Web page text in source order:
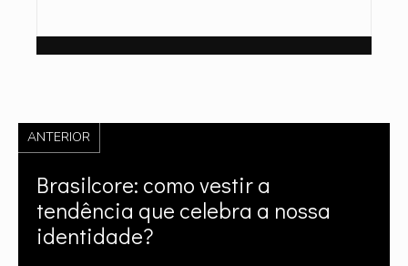
ANTERIOR
Brasilcore: como vestir a
tendência que celebra a nossa
identidade?